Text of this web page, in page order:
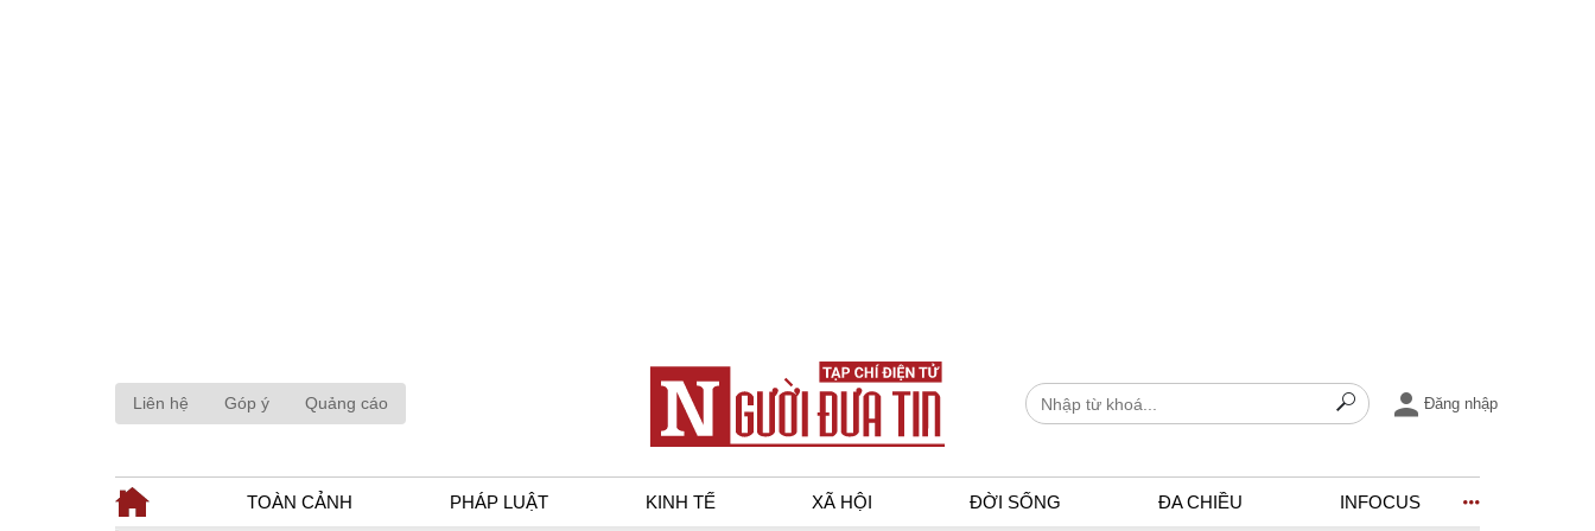
Liên hệ Góp ý Quảng cáo Đăng nhập
TOÀN CẢNH PHÁP LUẬT KINH TẾ XÃ HỘI ĐỜI SỐNG ĐA CHIỀU INFOCUS